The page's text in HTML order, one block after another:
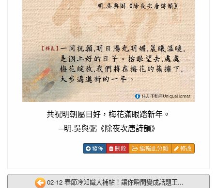
共祝明朝屬日好，梅花滿眼踏新年。
─明.吳與弼《除夜次唐詩韻》
發佈 刪除 編輯此分類 修改
02-12 春節冷知識大補帖！讓你瞬間變成話題王...